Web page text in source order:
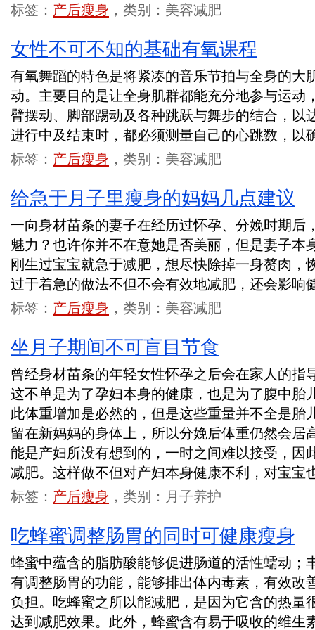
标签： 产后瘦身 ，类别：美容减肥
女性不可不知的基础有氧课程
有氧舞蹈的特色是将紧凑的音乐节拍与全身的大
动。主要目的是让全身肌群都能充分地参与运动
臂摆动、脚部踢动及各种跳跃与舞步的结合，以
进行中及结束时，都必须测量自己的心跳数，以
标签： 产后瘦身 ，类别：美容减肥
给急于月子里瘦身的妈妈几点建议
一向身材苗条的妻子在经历过怀孕、分娩时期后
魅力？也许你并不在意她是否美丽，但是妻子本
刚生过宝宝就急于减肥，想尽快除掉一身赘肉，
过于着急的做法不但不会有效地减肥，还会影响
标签： 产后瘦身 ，类别：美容减肥
坐月子期间不可盲目节食
曾经身材苗条的年轻女性怀孕之后会在家人的指
这不单是为了孕妇本身的健康，也是为了腹中胎
此体重增加是必然的，但是这些重量并不全是胎
留在新妈妈的身体上，所以分娩后体重仍然会居
能是产妇所没有想到的，一时之间难以接受，因
减肥。这样做不但对产妇本身健康不利，对宝宝
标签： 产后瘦身 ，类别：月子养护
吃蜂蜜调整肠胃的同时可健康瘦身
蜂蜜中蕴含的脂肪酸能够促进肠道的活性蠕动；
有调整肠胃的功能，能够排出体内毒素，有效改
负担。吃蜂蜜之所以能减肥，是因为它含的热量
达到减肥效果。此外，蜂蜜含有易于吸收的维生